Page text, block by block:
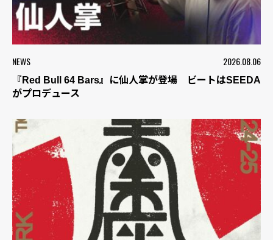
NEWS 2026.08.06
『Red Bull 64 Bars』に仙人掌が登場 ビートはSEEDA
がプロデュース